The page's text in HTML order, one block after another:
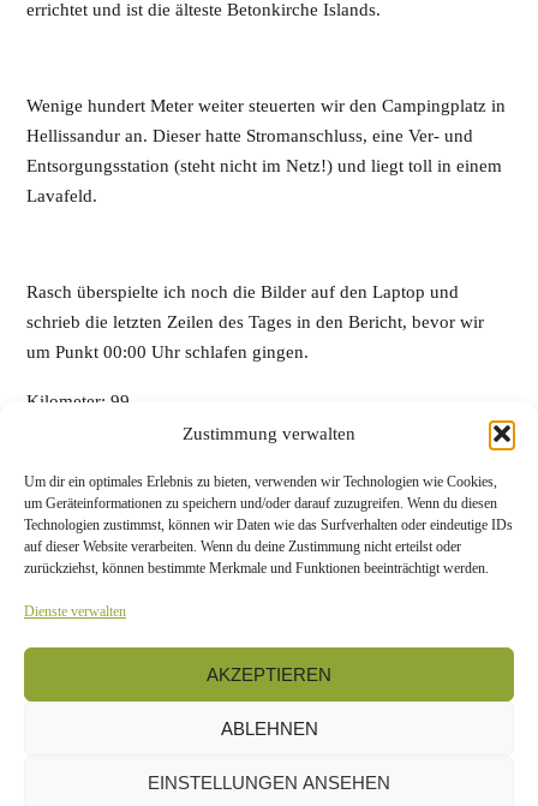
Zustimmung verwalten
Um dir ein optimales Erlebnis zu bieten, verwenden wir Technologien wie Cookies,
um Geräteinformationen zu speichern und/oder darauf zuzugreifen. Wenn du diesen
Technologien zustimmst, können wir Daten wie das Surfverhalten oder eindeutige IDs
auf dieser Website verarbeiten. Wenn du deine Zustimmung nicht erteilst oder
zurückziehst, können bestimmte Merkmale und Funktionen beeinträchtigt werden.
Dienste verwalten
AKZEPTIEREN
ABLEHNEN
EINSTELLUNGEN ANSEHEN
errichtet und ist die älteste Betonkirche Islands.
Wenige hundert Meter weiter steuerten wir den Campingplatz in
Hellissandur an. Dieser hatte Stromanschluss, eine Ver- und
Entsorgungsstation (steht nicht im Netz!) und liegt toll in einem
Lavafeld.
Rasch überspielte ich noch die Bilder auf den Laptop und
schrieb die letzten Zeilen des Tages in den Bericht, bevor wir
um Punkt 00:00 Uhr schlafen gingen.
Kilometer: 99
Wetter: 8 °C – 11 °C, erst bedeckt, später Sonne
kamen so spät und fuhren zu früh, da war die Information noch
geschlossen. Auf einem Zettel stand, dass zwischen 07:00 Uhr
und 08:00 Uhr jemand kommen sollte, es kam aber niemand.)
© 2010 - 2026